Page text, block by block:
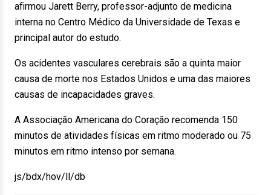
afirmou Jarett Berry, professor-adjunto de medicina
interna no Centro Médico da Universidade de Texas e
principal autor do estudo.
Os acidentes vasculares cerebrais são a quinta maior
causa de morte nos Estados Unidos e uma das maiores
causas de incapacidades graves.
A Associação Americana do Coração recomenda 150
minutos de atividades físicas em ritmo moderado ou 75
minutos em ritmo intenso por semana.
js/bdx/hov/ll/db